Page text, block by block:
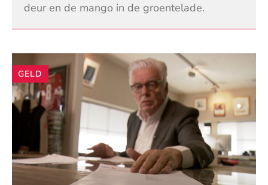
deur en de mango in de groentelade.
Sommige mensen bewaren zoveel mogelijk
LEES VERDER
GELD